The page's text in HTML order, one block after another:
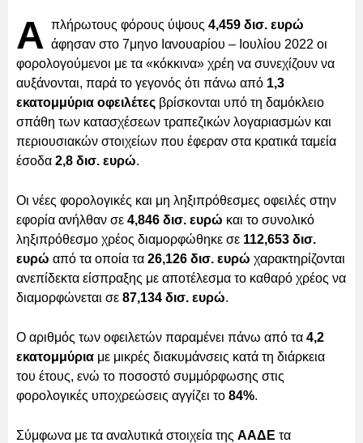
Α πλήρωτους φόρους ύψους 4,459 δισ. ευρώ
άφησαν στο 7μηνο Ιανουαρίου – Ιουλίου 2022 οι
φορολογούμενοι με τα «κόκκινα» χρέη να συνεχίζουν να
αυξάνονται, παρά το γεγονός ότι πάνω από 1,3
εκατομμύρια οφειλέτες βρίσκονται υπό τη δαμόκλειο
σπάθη των κατασχέσεων τραπεζικών λογαριασμών και
περιουσιακών στοιχείων που έφεραν στα κρατικά ταμεία
έσοδα 2,8 δισ. ευρώ.
Οι νέες φορολογικές και μη ληξιπρόθεσμες οφειλές στην
εφορία ανήλθαν σε 4,846 δισ. ευρώ και το συνολικό
ληξιπρόθεσμο χρέος διαμορφώθηκε σε 112,653 δισ.
ευρώ από τα οποία τα 26,126 δισ. ευρώ χαρακτηρίζονται
ανεπίδεκτα είσπραξης με αποτέλεσμα το καθαρό χρέος να
διαμορφώνεται σε 87,134 δισ. ευρώ.
Ο αριθμός των οφειλετών παραμένει πάνω από τα 4,2
εκατομμύρια με μικρές διακυμάνσεις κατά τη διάρκεια
του έτους, ενώ το ποσοστό συμμόρφωσης στις
φορολογικές υποχρεώσεις αγγίζει το 84%.
Σύμφωνα με τα αναλυτικά στοιχεία της ΑΑΔΕ τα